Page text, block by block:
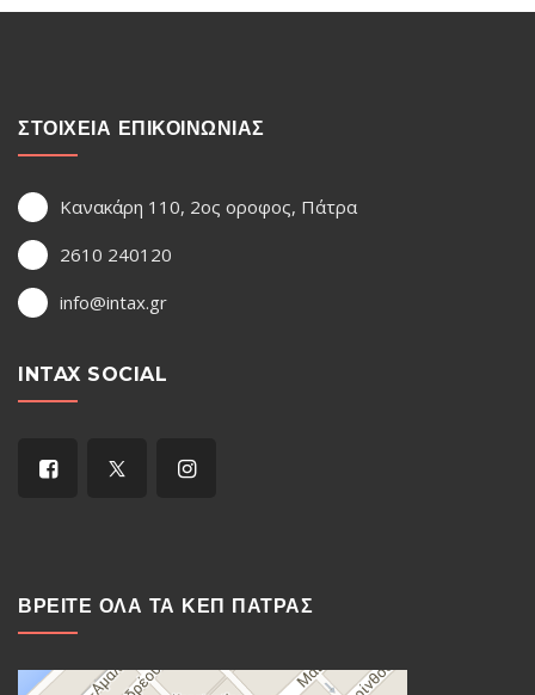
ΣΤΟΙΧΕΙΑ ΕΠΙΚΟΙΝΩΝΙΑΣ
Κανακάρη 110, 2ος οροφος, Πάτρα
2610 240120
info@intax.gr
INTAX SOCIAL
ΒΡΕΙΤΕ ΟΛΑ ΤΑ ΚΕΠ ΠΑΤΡΑΣ